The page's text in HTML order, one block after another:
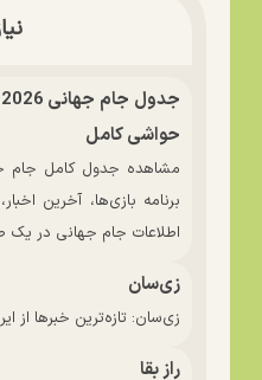
حواشی کامل
برنامه بازی‌ها، آخرین
اطلاعات جام جهانی در یک
زی‌سان
زی‌سان: تازه‌ترین خبرها از
راز بقا